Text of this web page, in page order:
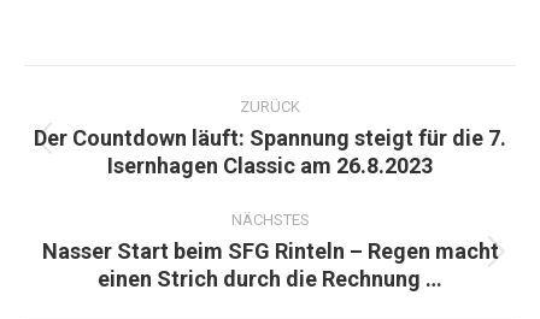
ZURÜCK
Vorheriger
Beitrag:
Der Countdown läuft: Spannung steigt für die 7.
Isernhagen Classic am 26.8.2023
NÄCHSTES
Nächster
Beitrag:
Nasser Start beim SFG Rinteln – Regen macht
einen Strich durch die Rechnung …